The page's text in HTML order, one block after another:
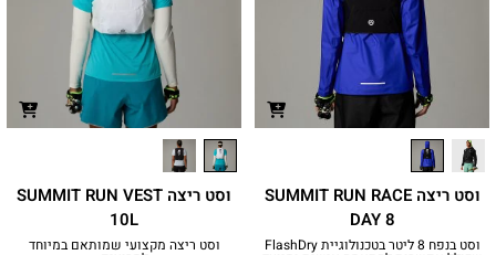
וסט ריצה SUMMIT RUN RACE
DAY 8
וסט בנפח 8 ליטר בטכנולוגיית FlashDry
וסט ריצה SUMMIT RUN VEST
10L
וסט ריצה מקצועי שמותאם במיוחד